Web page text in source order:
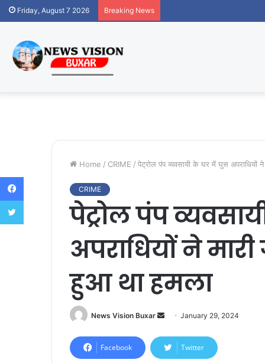
Friday, August 7 2026 Breaking News
Home / CRIME / पेट्रोल पंप व्यवसायी के घर में घुस अपराधियों
CRIME
पेट्रोल पंप
अपराधियों ने
हुआ था हमला
News Vision Buxar
n
d
January 29, 2024
Facebook Twitter